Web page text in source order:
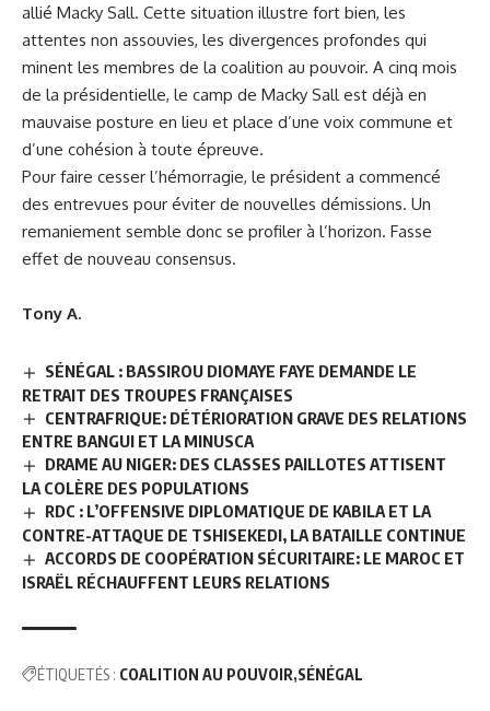
allié Macky Sall. Cette situation illustre fort bien, les
attentes non assouvies, les divergences profondes qui
minent les membres de la coalition au pouvoir. A cinq mois
de la présidentielle, le camp de Macky Sall est déjà en
mauvaise posture en lieu et place d’une voix commune et
d’une cohésion à toute épreuve.
Pour faire cesser l’hémorragie, le président a commencé
des entrevues pour éviter de nouvelles démissions. Un
remaniement semble donc se profiler à l’horizon. Fasse
effet de nouveau consensus.
Tony A.
SÉNÉGAL : BASSIROU DIOMAYE FAYE DEMANDE LE
RETRAIT DES TROUPES FRANÇAISES
CENTRAFRIQUE: DÉTÉRIORATION GRAVE DES RELATIONS
ENTRE BANGUI ET LA MINUSCA
DRAME AU NIGER: DES CLASSES PAILLOTES ATTISENT
LA COLÈRE DES POPULATIONS
RDC : L’OFFENSIVE DIPLOMATIQUE DE KABILA ET LA
CONTRE-ATTAQUE DE TSHISEKEDI, LA BATAILLE CONTINUE
ACCORDS DE COOPÉRATION SÉCURITAIRE: LE MAROC ET
ISRAËL RÉCHAUFFENT LEURS RELATIONS
ÉTIQUETÉS : COALITION AU POUVOIR SÉNÉGAL